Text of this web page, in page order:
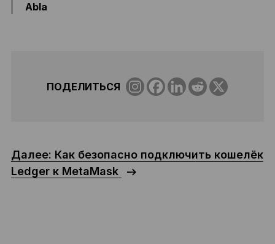
Abla
ПОДЕЛИТЬСЯ
Далее: Как безопасно подключить кошелёк
Ledger к MetaMask